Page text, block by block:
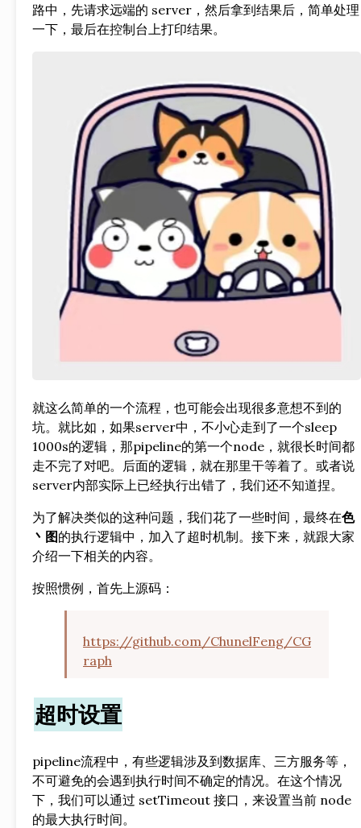
路中，先请求远端的 server，然后拿到结果后，简单处理
一下，最后在控制台上打印结果。
就这么简单的一个流程，也可能会出现很多意想不到的
坑。就比如，如果server中，不小心走到了一个sleep
1000s的逻辑，那pipeline的第一个node，就很长时间都
走不完了对吧。后面的逻辑，就在那里干等着了。或者说
server内部实际上已经执行出错了，我们还不知道捏。
为了解决类似的这种问题，我们花了一些时间，最终在色
丶图的执行逻辑中，加入了超时机制。接下来，就跟大家
介绍一下相关的内容。
按照惯例，首先上源码：
https://github.com/ChunelFeng/CG
raph
超时设置
pipeline流程中，有些逻辑涉及到数据库、三方服务等，
不可避免的会遇到执行时间不确定的情况。在这个情况
下，我们可以通过 setTimeout 接口，来设置当前 node
的最大执行时间。